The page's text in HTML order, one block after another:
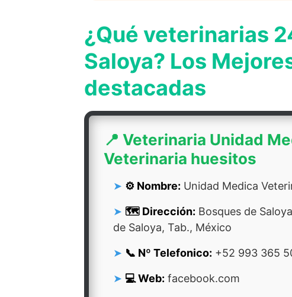
¿Qué veterinarias
Saloya? Los
destacadas
📍 Veterinaria Unidad
Veterinaria huesitos
⚙️ Nombre: Unidad Medica
🗺️ Dirección: Bosques de
de Saloya, Tab., México
📞 Nº Telefonico: +52 993 365
💻 Web: facebook.com